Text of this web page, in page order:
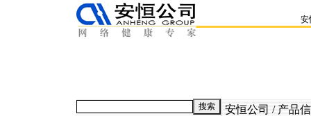
安
安恒公司 / 产品